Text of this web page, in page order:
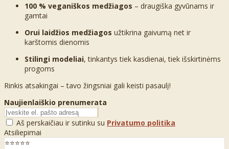
100 % veganiškos medžiagos – draugiška gyvūnams ir
gamtai
Orui laidžios medžiagos užtikrina gaivumą net ir
karštomis dienomis
Stilingi modeliai, tinkantys tiek kasdienai, tiek išskirtinėms
progoms
Rinkis atsakingai – tavo žingsniai gali keisti pasaulį!
Naujienlaiškio prenumerata
Aš perskaičiau ir sutinku su Privatumo politika
Atsiliepimai
⭐⭐⭐⭐⭐